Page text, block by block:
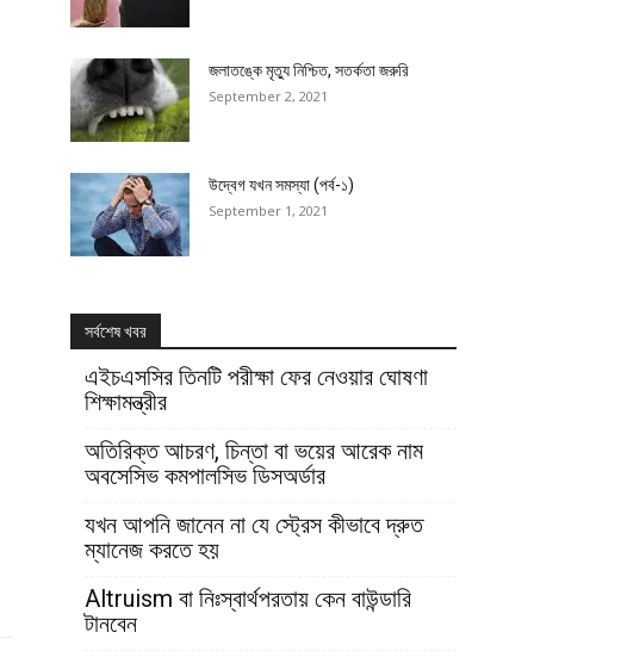
জলাতঙ্কে মৃত্যু নিশ্চিত, সতর্কতা জরুরি
September 2, 2021
উদ্বেগ যখন সমস্যা (পর্ব-১)
September 1, 2021
সর্বশেষ খবর
এইচএসসির তিনটি পরীক্ষা ফের নেওয়ার ঘোষণা
শিক্ষামন্ত্রীর
অতিরিক্ত আচরণ, চিন্তা বা ভয়ের আরেক নাম
অবসেসিভ কমপালসিভ ডিসঅর্ডার
যখন আপনি জানেন না যে স্ট্রেস কীভাবে দ্রুত
ম্যানেজ করতে হয়
Altruism বা নিঃস্বার্থপরতায় কেন বাউন্ডারি
টানবেন